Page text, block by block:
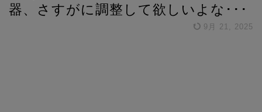
器、さすがに調整して欲しいよな･･･
9月 21, 2025